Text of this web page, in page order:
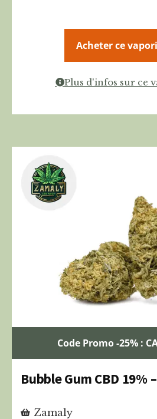
Acheter ce
Plus d'infos sur ce
Code Promo -25% :
Bubble Gum CBD 19%
Zamaly